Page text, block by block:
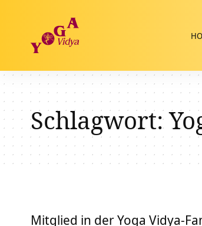
Schlagwort:
Mitglied in der Yoga Vidya-